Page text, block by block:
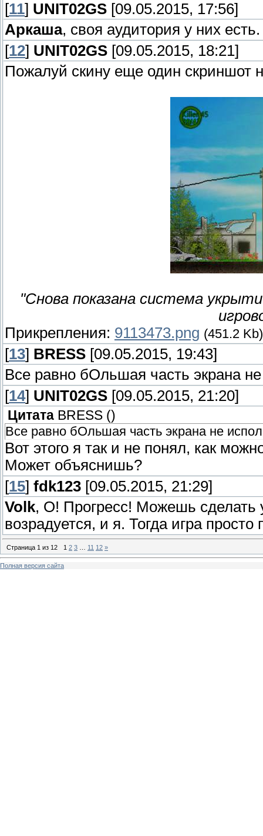
[11] UNIT02GS [09.05.2015, 17:56]
Аркаша, своя аудитория у них есть.
[12] UNIT02GS [09.05.2015, 18:21]
Пожалуй скину еще один скриншот
"Снова показана система
Прикрепления: 9113473.png (451.2 Kb)
[13] BRESS [09.05.2015, 19:43]
Все равно бОльшая часть экрана
[14] UNIT02GS [09.05.2015, 21:20]
Цитата BRESS ()
Все равно бОльшая часть экрана не
Вот этого я так и не понял, как
Может объяснишь?
[15] fdk123 [09.05.2015, 21:29]
Volk, О! Прогресс! Можешь сделать
возрадуется, и я. Тогда игра
Страница 1 из 12 1 2 3 11 12 »
Полная версия сайта